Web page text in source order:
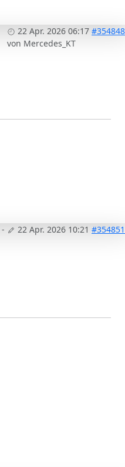
22 Apr. 2026 06:17 #354848
von Mercedes_KT
- 22 Apr. 2026 10:21 #354851